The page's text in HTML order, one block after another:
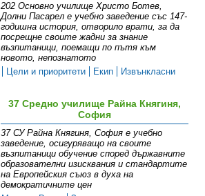
202 Основно училище Христо Ботев,
Долни Пасарел е учебно заведение със 147-
годишна история, отворило врати, за да
посрещне своите жадни за знание
възпитаници, поемащи по пътя към
новото, непознатото
Цели и приоритети Екип
Извънкласни
37 Средно училище Райна Княгиня,
София
37 СУ Райна Княгиня, София е учебно
заведение, осигуряващо на своите
възпитаници обучение според държавните
образователни изисквания и стандартите
на Европейския съюз в духа на
демократичните цен